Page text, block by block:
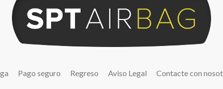
Pago seguro Regreso Aviso Legal Contacte con